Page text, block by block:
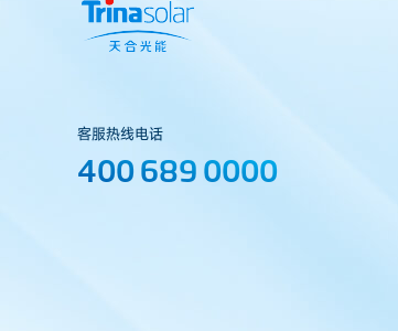
客服热线电话
400 689 0000